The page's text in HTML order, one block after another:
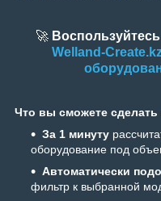
🚀
Welland-
Что вы сможете сделать
За 1 минуту
оборудование под
Автоматически
фильтр к выбранной